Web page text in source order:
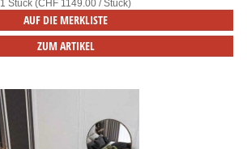
1 Stück (CHF 1149.00 / Stück)
AUF DIE MERKLISTE
ZUM ARTIKEL